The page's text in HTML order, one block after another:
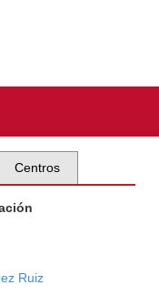
Centros
Ruiz